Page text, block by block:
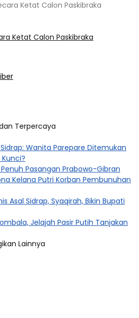
Ketat Calon Paskibraka
Terpercaya
Wanita Parepare Ditemukan
Pasangan Prabowo-Gibran
Kelana Putri Korban Pembunuhan
Asal Sidrap, Syaqirah, Bikin Bupati
Jelajah Pasir Putih Tanjakan
Lainnya